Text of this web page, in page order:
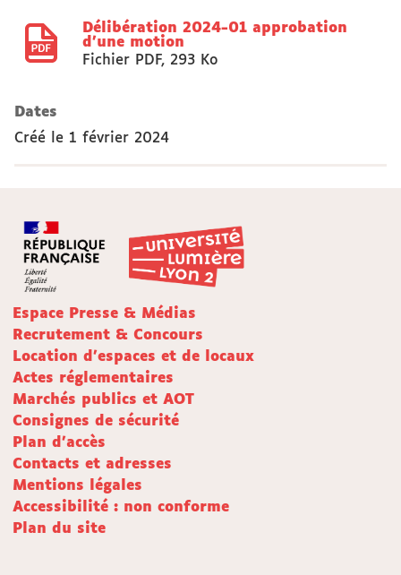
Organisation
Conseils,
disciplinaires
CA
Délibération 2024-01 approbation
d'une motion
Fichier PDF, 293 Ko
Dates
Créé le 1 février 2024
Espace Presse & Médias
Recrutement & Concours
Location d'espaces et de locaux
Actes réglementaires
Marchés publics et AOT
Consignes de sécurité
Plan d'accès
Contacts et adresses
Mentions légales
Accessibilité : non conforme
Plan du site